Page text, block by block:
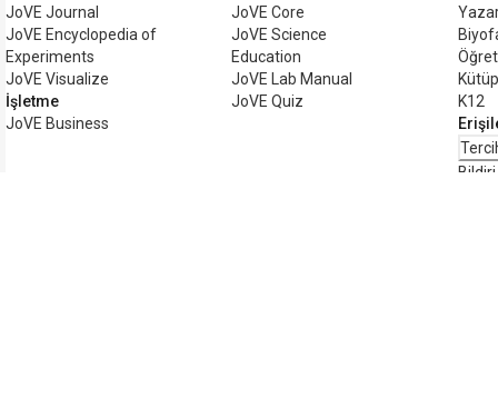
JoVE Journal
JoVE Encyclopedia of
Experiments
JoVE Visualize
İşletme
JoVE Business
JoVE Core
JoVE Science
Education
JoVE Lab Manual
JoVE Quiz
K12
Bildiri